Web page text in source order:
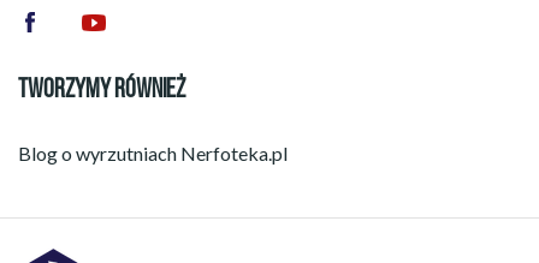
TWORZYMY RÓWNIEŻ
Blog o wyrzutniach Nerfoteka.pl